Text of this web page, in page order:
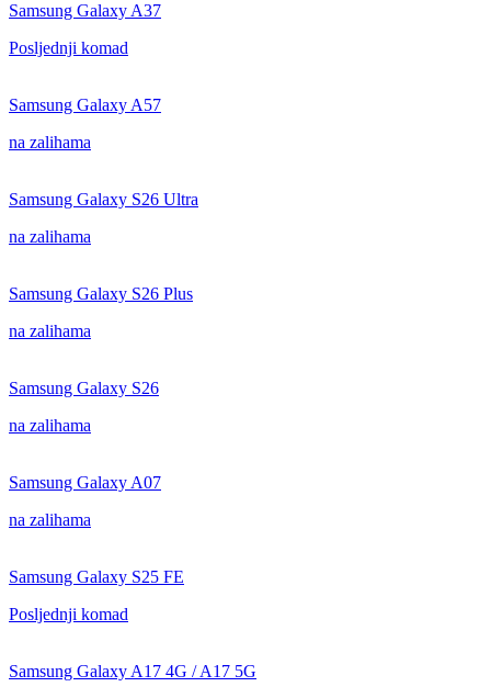
Samsung Galaxy A37
Posljednji komad
Samsung Galaxy A57
na zalihama
Samsung Galaxy S26 Ultra
na zalihama
Samsung Galaxy S26 Plus
na zalihama
Samsung Galaxy S26
na zalihama
Samsung Galaxy A07
na zalihama
Samsung Galaxy S25 FE
Posljednji komad
Samsung Galaxy A17 4G / A17 5G